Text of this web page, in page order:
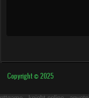
Copyright © 2025